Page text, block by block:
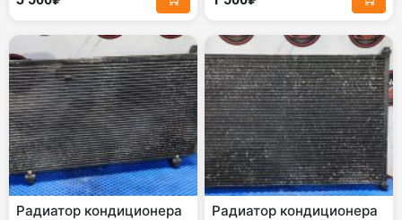
Радиатор кондиционера Радиатор кондиционера